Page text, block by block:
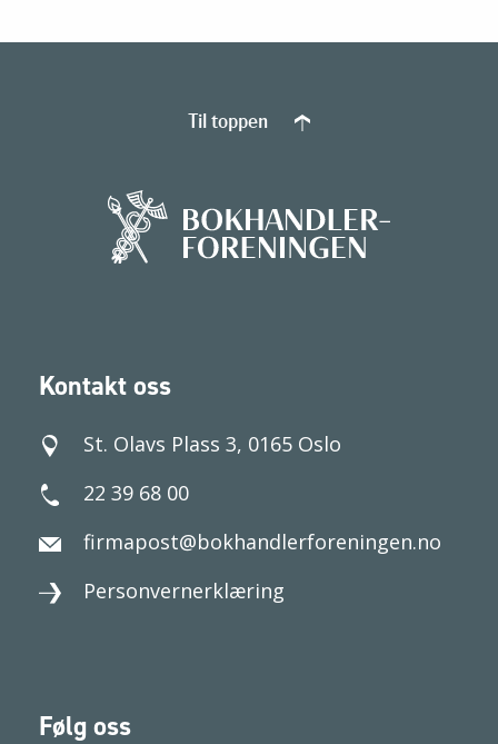
Kontakt oss
St. Olavs Plass 3, 0165 Oslo
22 39 68 00
firmapost@bokhandlerforeningen.no
Personvernerklæring
Følg oss
Til toppen